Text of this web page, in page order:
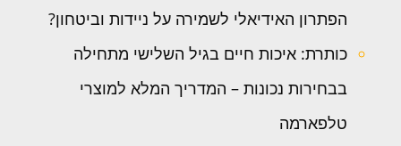
הפתרון האידיאלי לשמירה על ניידות וביטחון?
כותרת: איכות חיים בגיל השלישי מתחילה
בבחירות נכונות – המדריך המלא למוצרי
טלפארמה